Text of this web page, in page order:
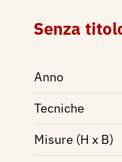
Senza
Anno
Tecniche
Misure (H x B)